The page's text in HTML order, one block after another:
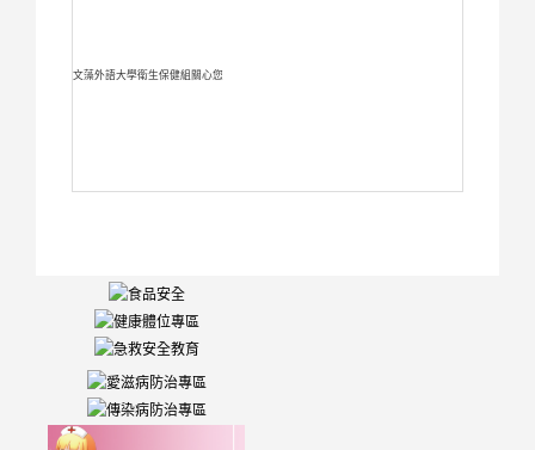
文藻外語大學衛生保健組關心您